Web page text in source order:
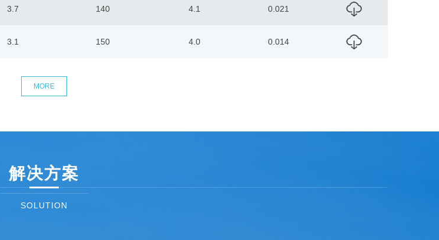
3.7 140 4.1 0.021
3.1 150 4.0 0.014
MORE
解决方案
SOLUTION